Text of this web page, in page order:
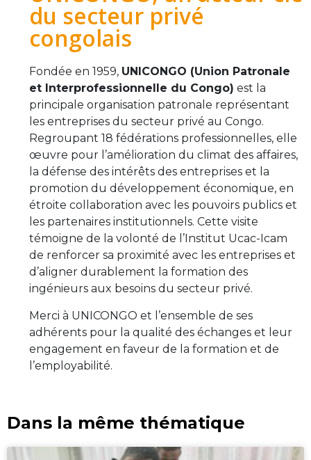
du secteur privé
congolais
Fondée en 1959, UNICONGO (Union Patronale
et Interprofessionnelle du Congo) est la
principale organisation patronale représentant
les entreprises du secteur privé au Congo.
Regroupant 18 fédérations professionnelles, elle
œuvre pour l’amélioration du climat des affaires,
la défense des intérêts des entreprises et la
promotion du développement économique, en
étroite collaboration avec les pouvoirs publics et
les partenaires institutionnels. Cette visite
témoigne de la volonté de l’Institut Ucac-Icam
de renforcer sa proximité avec les entreprises et
d’aligner durablement la formation des
ingénieurs aux besoins du secteur privé.
Merci à UNICONGO et l’ensemble de ses
adhérents pour la qualité des échanges et leur
engagement en faveur de la formation et de
l’employabilité.
Dans la même thématique